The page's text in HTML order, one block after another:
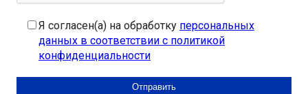
Я согласен(а) на обработку персональных
данных в соответствии с политикой
конфиденциальности